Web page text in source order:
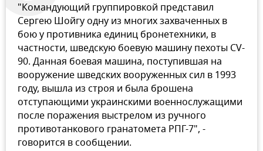
"Командующий группировкой представил
Сергею Шойгу одну из многих захваченных в
бою у противника единиц бронетехники, в
частности, шведскую боевую машину пехоты CV-
90. Данная боевая машина, поступившая на
вооружение шведских вооруженных сил в 1993
году, вышла из строя и была брошена
отступающими украинскими военнослужащими
после поражения выстрелом из ручного
противотанкового гранатомета РПГ-7", -
говорится в сообщении.